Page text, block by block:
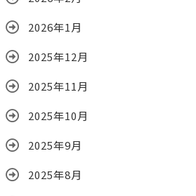
2026年1月
2025年12月
2025年11月
2025年10月
2025年9月
2025年8月